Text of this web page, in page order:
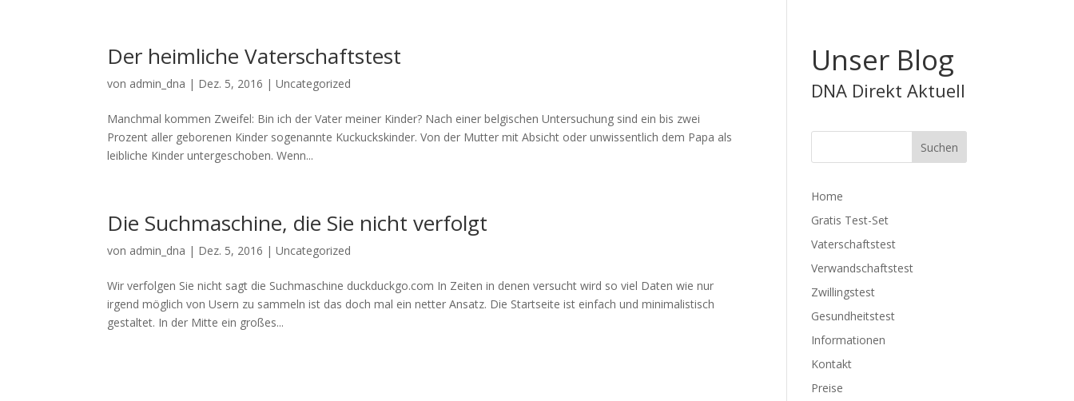
Der heimliche Vaterschaftstest
von admin_dna | Dez. 5, 2016 |Uncategorized
Manchmal kommen Zweifel: Bin ich der Vater meiner Kinder? Nach einer belgischen Untersuchung sind ein bis zwei
Prozent aller geborenen Kinder sogenannte Kuckuckskinder. Von der Mutter mit Absicht oder unwissentlich dem Papa als
leibliche Kinder untergeschoben. Wenn...
Die Suchmaschine, die Sie nicht verfolgt
von admin_dna | Dez. 5, 2016 |Uncategorized
Wir verfolgen Sie nicht sagt die Suchmaschine duckduckgo.com In Zeiten in denen versucht wird so viel Daten wie nur
irgend möglich von Usern zu sammeln ist das doch mal ein netter Ansatz. Die Startseite ist einfach und minimalistisch
gestaltet. In der Mitte ein großes...
Unser Blog
DNA Direkt Aktuell
Home
Gratis Test-Set
Vaterschaftstest
Verwandschaftstest
Zwillingstest
Gesundheitstest
Informationen
Kontakt
Preise